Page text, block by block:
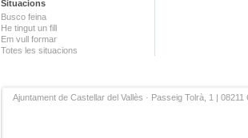
Situacions
Busco feina
He tingut un fill
Em vull formar
Totes les situacions
Ajuntament de Castellar del Vallès · Passeig Tolrà, 1 |